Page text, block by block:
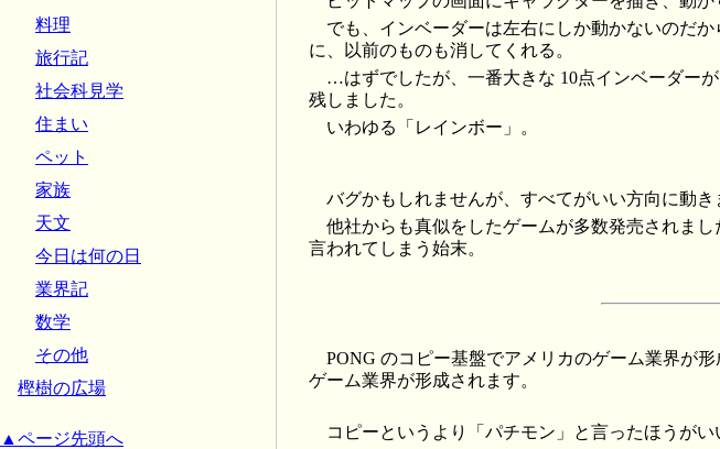
でも、インベーダーは左右にしか動かないのだ
に、以前のものも消してくれる。
…はずでしたが、一番大きな 10点インベーダー
残しました。
いわゆる「レインボー」。
バグかもしれませんが、すべてがいい方向に動き
他社からも真似をしたゲームが多数発売されま
言われてしまう始末。
PONG のコピー基盤でアメリカのゲーム業界が
ゲーム業界が形成されます。
コピーというより「パチモン」と言ったほうがい
料理
旅行記
社会科見学
住まい
ペット
家族
天文
今日は何の日
業界記
数学
その他
樫樹の広場
▲ページ先頭へ